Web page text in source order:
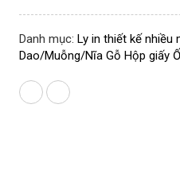
Danh mục: Ly in thiết kế nhiều
Dao/Muỗng/Nĩa Gỗ Hộp giấy